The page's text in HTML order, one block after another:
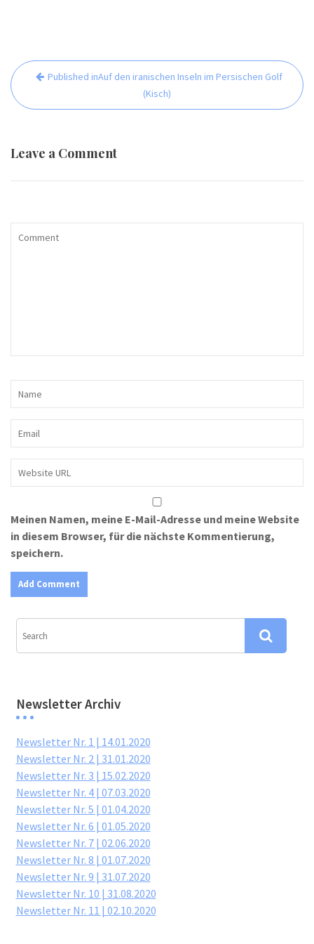
Beitrags-
Navigation
Published inAuf den iranischen Inseln im Persischen Golf
(Kisch)
Leave a Comment
Meinen Namen, meine E-Mail-Adresse und meine Website
in diesem Browser, für die nächste Kommentierung,
speichern.
Newsletter Archiv
Newsletter Nr. 1 | 14.01.2020
Newsletter Nr. 2 | 31.01.2020
Newsletter Nr. 3 | 15.02.2020
Newsletter Nr. 4 | 07.03.2020
Newsletter Nr. 5 | 01.04.2020
Newsletter Nr. 6 | 01.05.2020
Newsletter Nr. 7 | 02.06.2020
Newsletter Nr. 8 | 01.07.2020
Newsletter Nr. 9 | 31.07.2020
Newsletter Nr. 10 | 31.08.2020
Newsletter Nr. 11 | 02.10.2020